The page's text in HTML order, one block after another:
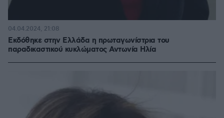
Εκδόθηκε στην Ελλάδα η πρωταγωνίστρια του
παραδικαστικού κυκλώματος Αντωνία Ηλία
04.04.2024, 21:08